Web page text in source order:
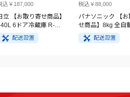
込￥187,000
立 【お取り寄せ商品】
6ドア冷蔵庫 R-
ライトゴール
配送設置
税込￥88,000
パナソニック 【お
せ商品】8kg 全自
洗濯機 NA-
イト
配送設置